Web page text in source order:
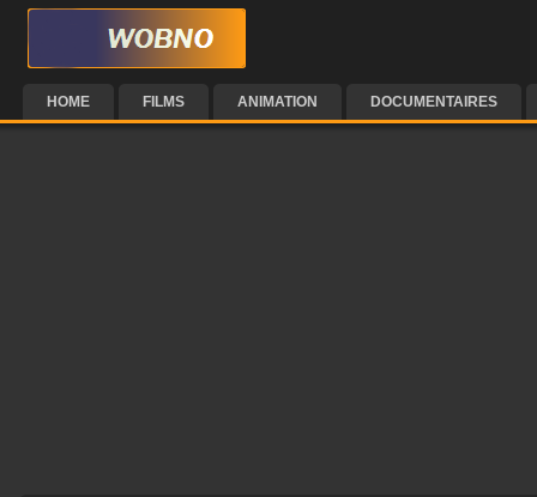
HOME FILMS ANIMATION DOCUMENTAIRES